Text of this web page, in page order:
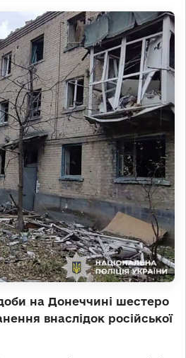
на Донеччині шестеро
внаслідок російської